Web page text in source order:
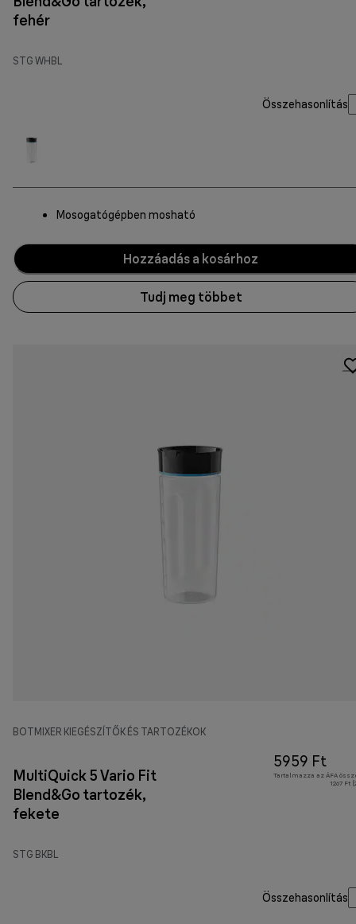
fehér
STG WHBL
Összehasonlítás
Mosogatógépben mosható
Hozzáadás a kosárhoz
Tudj meg többet
BOTMIXER KIEGÉSZÍTŐK ÉS TARTOZÉKOK
MultiQuick 5 Vario Fit
Blend&Go tartozék,
fekete
STG BKBL
5959 Ft
Tartalmazza az ÁFA
1267 Ft
Összehasonlítás